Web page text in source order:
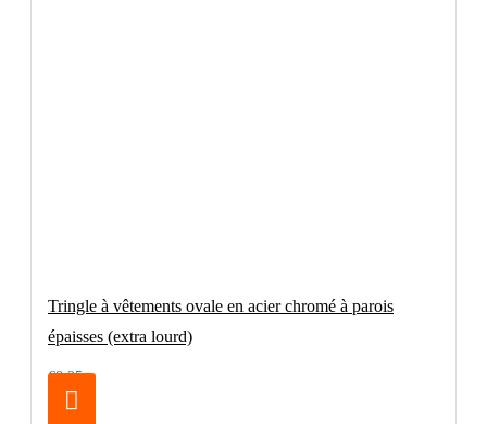
Tringle à vêtements ovale en acier chromé à parois
épaisses (extra lourd)
€8.25